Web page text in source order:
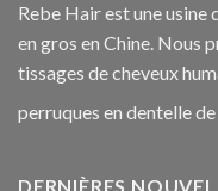
Rebe Hair est une
en gros en Chine. Nous
tissages de cheveux
perruques en dentelle
DERNIÈRES